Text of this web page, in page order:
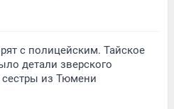
с полицейским. Тайское
детали зверского
сестры из Тюмени